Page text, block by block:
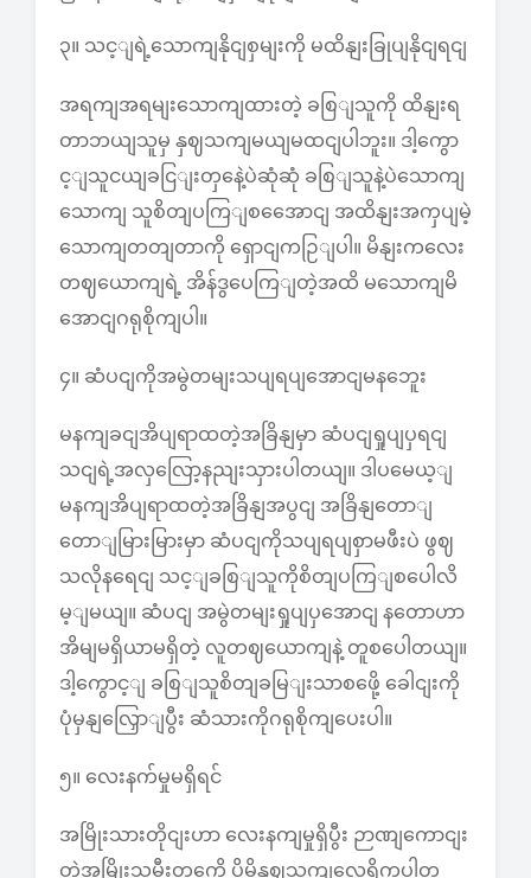
၃။ သင့ျရဲ့သောကျနိုငျစှမျးကို မထိနျးခြုပျနိုငျရငျ
အရကျအရမျးသောကျထားတဲ့ ခစြျသူကို ထိနျးရ
တာဘယျသူမှ နှဈသကျမယျမထငျပါဘူး။ ဒါ့ကွော
င့ျသူငယျခငြျးတှနေဲ့ပဲဆုံဆုံ ခစြျသူနဲ့ပဲသောကျ
သောကျ သူစိတျပကြျစအေောငျ အထိနျးအကှပျမဲ့
သောကျတတျတာကို ရှောငျကဉြျပါ။ မိနျးကလေး
တဈယောကျရဲ့ အိန်ဒွပေကြျတဲ့အထိ မသောကျမိ
အောငျဂရုစိုကျပါ။
၄။ ဆံပငျကိုအမွဲတမျးသပျရပျအောငျမနဘေူး
မနကျခငျအိပျရာထတဲ့အခြိနျမှာ ဆံပငျရှုပျပှရငျ
သငျရဲ့အလှလြော့နညျးသှားပါတယျ။ ဒါပမေယ့ျ
မနကျအိပျရာထတဲ့အခြိနျအပွငျ အခြိနျတောျ
တောျမြားမြားမှာ ဆံပငျကိုသပျရပျစှာမဖီးပဲ ဖွဈ
သလိုနရေငျ သင့ျခစြျသူကိုစိတျပကြျစပေါလိ
မ့ျမယျ။ ဆံပငျ အမွဲတမျးရှုပျပှအောငျ နတောဟာ
အိမျမရှိယာမရှိတဲ့ လူတဈယောကျနဲ့ တူစပေါတယျ။
ဒါ့ကွောင့ျ ခစြျသူစိတျခမြျးသာစဖေို့ ခေါငျးကို
ပုံမှနျလြှောျပွီး ဆံသားကိုဂရုစိုကျပေးပါ။
၅။ လေးနက်မှုမရှိရင်
အမြိုးသားတိုငျးဟာ လေးနကျမှုရှိပွီး ဉာဏျကောငျး
တဲ့အမြိုးသမီးတှကေို ပိုမိုနှဈသကျလေ့ရှိကွပါတ